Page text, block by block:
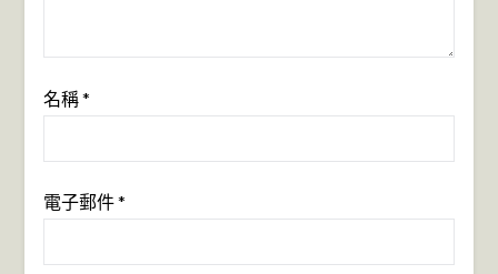
名稱*
電子郵件*